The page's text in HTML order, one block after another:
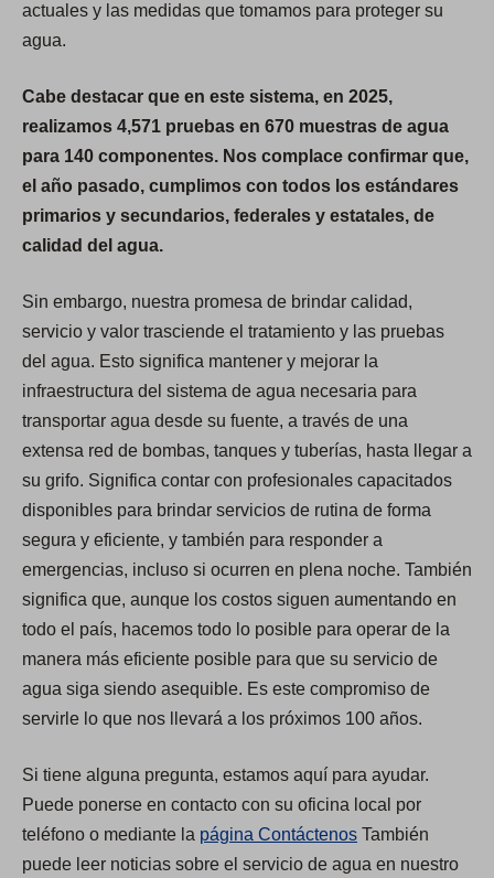
actuales y las medidas que tomamos para proteger su
agua.
Cabe destacar que en este sistema, en 2025,
realizamos 4,571 pruebas en 670 muestras de agua
para 140 componentes. Nos complace confirmar que,
el año pasado, cumplimos con todos los estándares
primarios y secundarios, federales y estatales, de
calidad del agua.
Sin embargo, nuestra promesa de brindar calidad,
servicio y valor trasciende el tratamiento y las pruebas
del agua. Esto significa mantener y mejorar la
infraestructura del sistema de agua necesaria para
transportar agua desde su fuente, a través de una
extensa red de bombas, tanques y tuberías, hasta llegar a
su grifo. Significa contar con profesionales capacitados
disponibles para brindar servicios de rutina de forma
segura y eficiente, y también para responder a
emergencias, incluso si ocurren en plena noche. También
significa que, aunque los costos siguen aumentando en
todo el país, hacemos todo lo posible para operar de la
manera más eficiente posible para que su servicio de
agua siga siendo asequible. Es este compromiso de
servirle lo que nos llevará a los próximos 100 años.
Si tiene alguna pregunta, estamos aquí para ayudar.
Puede ponerse en contacto con su oficina local por
teléfono o mediante la página Contáctenos También
puede leer noticias sobre el servicio de agua en nuestro